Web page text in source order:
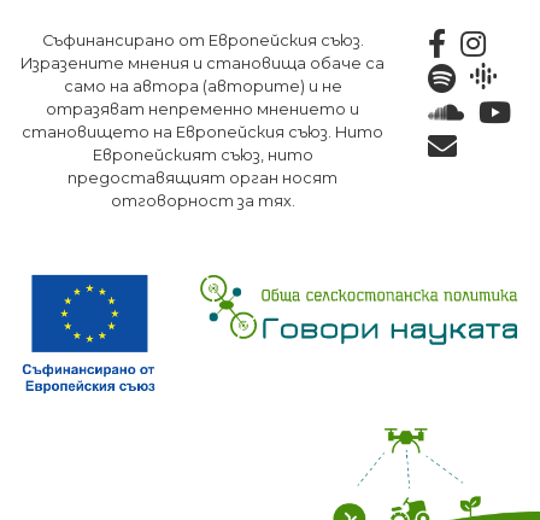
към
основното
съдържание
Съфинансирано от Европейския съюз.
Изразените мнения и становища обаче са
само на автора (авторите) и не
отразяват непременно мнението и
становището на Европейския съюз. Нито
Европейският съюз, нито
предоставящият орган носят
отговорност за тях.